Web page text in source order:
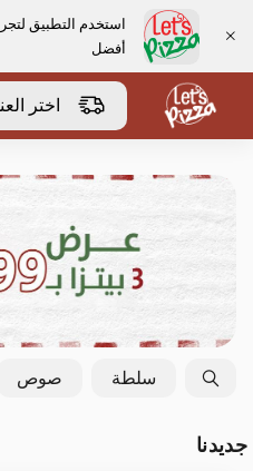
admin/promotion
استخدم التطبيق
أفضل
اختر
حلا سلطة صوص
جديدنا